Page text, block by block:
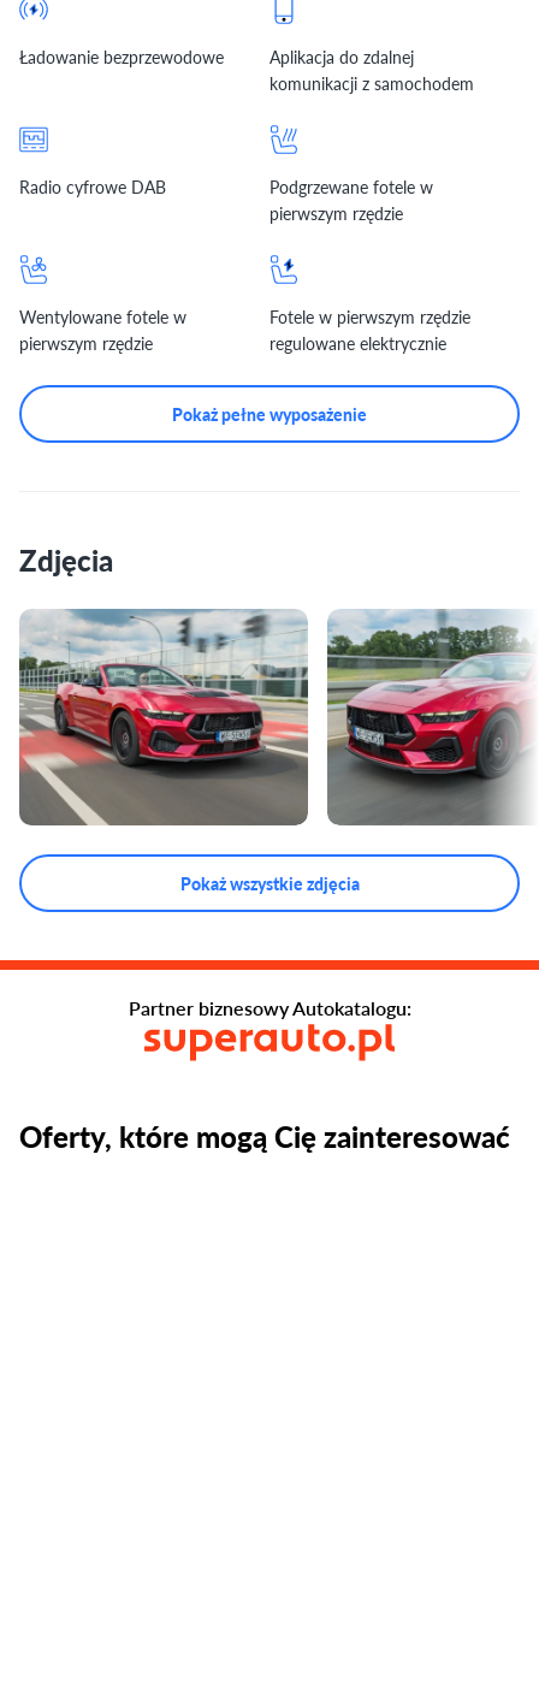
Ładowanie bezprzewodowe
Aplikacja do zdalnej
komunikacji z samochodem
Radio cyfrowe DAB
Podgrzewane fotele w
pierwszym rzędzie
Wentylowane fotele w
pierwszym rzędzie
Fotele w pierwszym rzędzie
regulowane elektrycznie
Pokaż pełne wyposażenie
Zdjęcia
Pokaż wszystkie zdjęcia
Oferty, które mogą Cię zainteresować
Partner biznesowy Autokatalogu: